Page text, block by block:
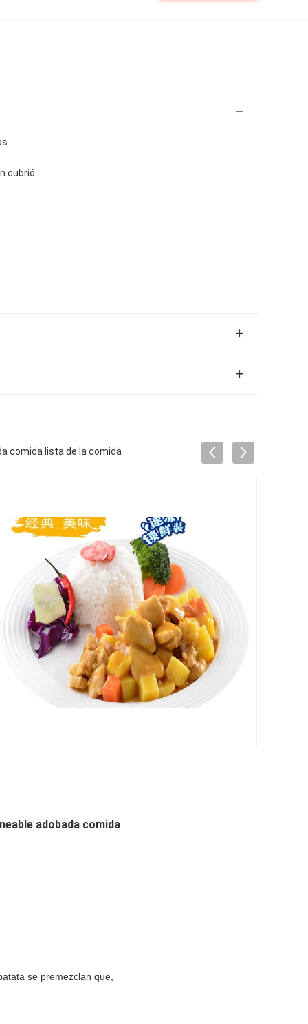
cubrió
comida lista de la comida
adobada comida
se premezclan que,